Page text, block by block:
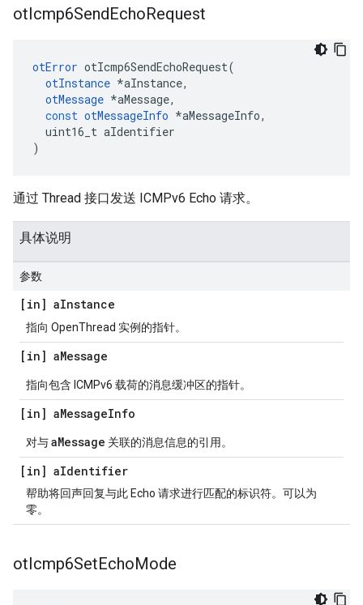
otIcmp6SendEchoRequest
otError otIcmp6SendEchoRequest(
otInstance *aInstance,
otMessage *aMessage,
const otMessageInfo *aMessageInfo,
uint16_t aIdentifier
)
通过 Thread 接口发送 ICMPv6 Echo 请求。
具体说明
参数
[in] aInstance
指向 OpenThread 实例的指针。
[in] aMessage
指向包含 ICMPv6 载荷的消息缓冲区的指针。
[in] aMessageInfo
对与aMessage 关联的消息信息的引用。
[in] aIdentifier
帮助将回声回复与此 Echo 请求进行匹配的标识符。可以为
零。
otIcmp6SetEchoMode